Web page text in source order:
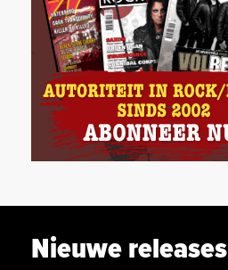
Nieuwe releases